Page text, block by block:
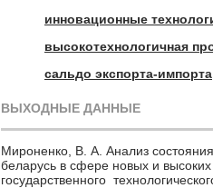
инновационные
высокотехнологичная
сальдо экспорта-импорта
ВЫХОДНЫЕ ДАННЫЕ
Мироненко, В. А. Анализ
беларусь в сфере новых и
государственного